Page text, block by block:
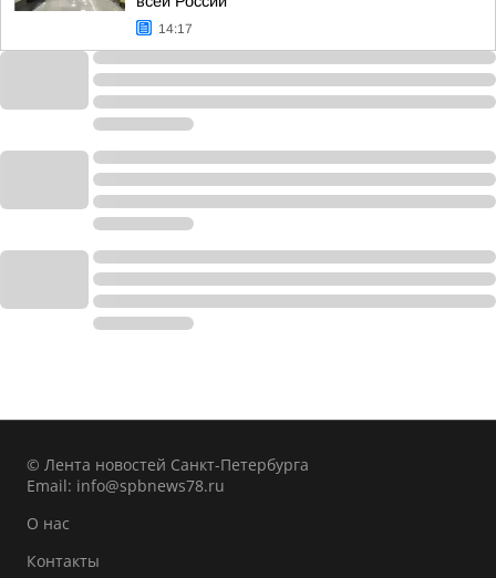
14:17
© Лента новостей Санкт-Петербурга
Email: info@spbnews78.ru
О нас
Контакты